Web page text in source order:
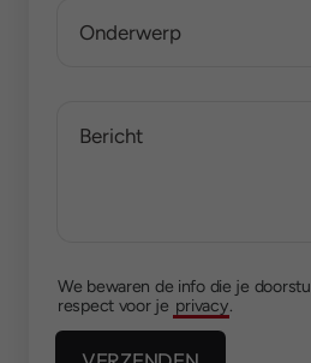
We bewaren de info die je
respect voor je privacy.